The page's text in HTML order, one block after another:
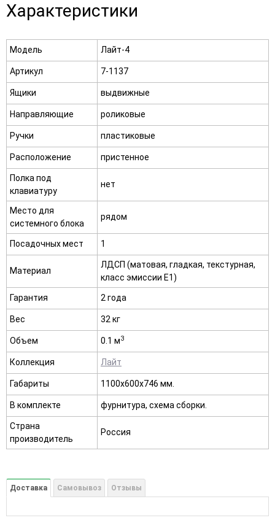
Характеристики
Модель Лайт-4
Артикул 7-1137
Ящики выдвижные
Направляющие роликовые
Ручки пластиковые
Расположение пристенное
Полка под
клавиатуру
нет
Место для
системного блока
рядом
Посадочных мест 1
Материал
ЛДСП (матовая, гладкая, текстурная,
класс эмиссии E1)
Гарантия 2 года
Вес 32 кг
Объем 0.1 м3
Коллекция Лайт
Габариты 1100х600х746 мм.
В комплекте фурнитура, схема сборки.
Страна
производитель
Россия
Доставка Самовывоз Отзывы